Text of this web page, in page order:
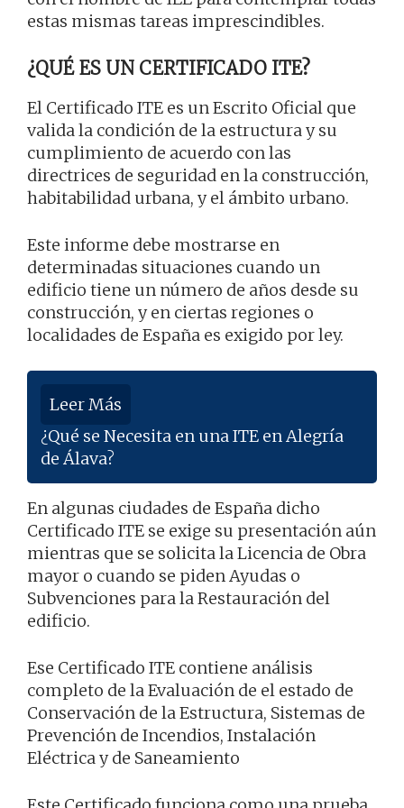
estas mismas tareas imprescindibles.
¿QUÉ ES UN CERTIFICADO ITE?
El Certificado ITE es un Escrito Oficial que
valida la condición de la estructura y su
cumplimiento de acuerdo con las
directrices de seguridad en la construcción,
habitabilidad urbana, y el ámbito urbano.
Este informe debe mostrarse en
determinadas situaciones cuando un
edificio tiene un número de años desde su
construcción, y en ciertas regiones o
localidades de España es exigido por ley.
Leer Más
¿Qué se Necesita en una ITE en Alegría
de Álava?
En algunas ciudades de España dicho
Certificado ITE se exige su presentación aún
mientras que se solicita la Licencia de Obra
mayor o cuando se piden Ayudas o
Subvenciones para la Restauración del
edificio.
Ese Certificado ITE contiene análisis
completo de la Evaluación de el estado de
Conservación de la Estructura, Sistemas de
Prevención de Incendios, Instalación
Eléctrica y de Saneamiento